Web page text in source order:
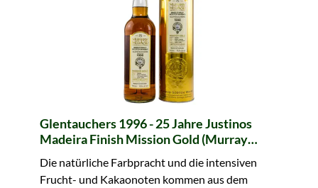
Glentauchers 1996 - 25 Jahre Justinos
Madeira Finish Mission Gold (Murray
Die natürliche Farbpracht und die intensiven
Frucht- und Kakaonoten kommen aus dem